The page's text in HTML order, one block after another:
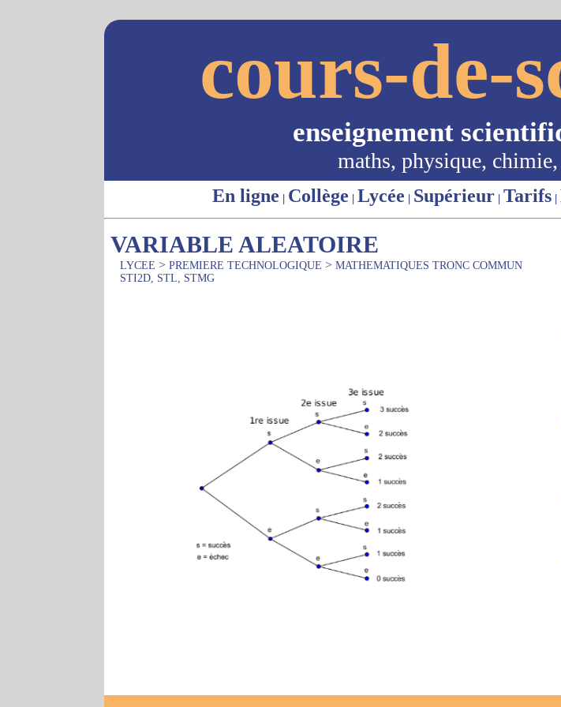
cours-de-
enseignement
maths, physique,
En ligne | Collège | Lycée | Supérieur | Tarifs |
VARIABLE ALEATOIRE
LYCEE > PREMIERE TECHNOLOGIQUE > MATHEMATIQUES TRONC COMMUN
STI2D, STL, STMG